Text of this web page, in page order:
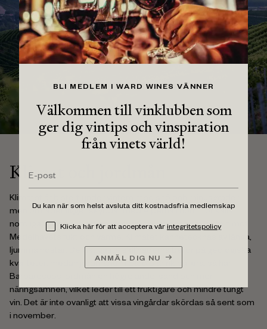
BLI MEDLEM I WARD WINES VÄNNER
Välkommen till vinklubben som
ger dig vintips och vinspiration
från vinets värld!
Du kan när som helst avsluta ditt kostnadsfria medlemskap
Klicka här för att acceptera vår integritetspolicy
ANMÄL DIG NU
Klimat och jordmån
Klimatet är bistert under vintern med snö och minusgrader
men området ligger skyddat med Alperna i norr mot kalla
nordliga vindar och ett bergsområde i söder som buffert mot
Medelhavets fukt och värme. Klimatet kännetecknas av långa,
ljumma höstar. De viktigaste skillnaderna beror på geologiska
kvaliteter: medan jordmånen i Barolo är rik på lera, så har
Barbarescos jordmån en högre andel sand och mer
näringsämnen, vilket leder till ett fruktigare och mindre tungt
vin. Det är inte ovanligt att vissa vingårdar skördas så sent som
i november.